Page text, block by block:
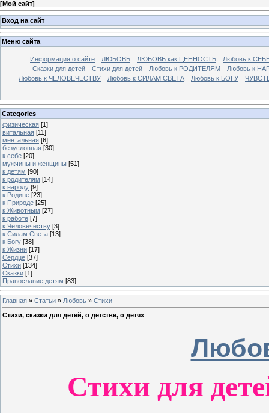
[Мой сайт]
Вход на сайт
Меню сайта
Информация о сайте ЛЮБОВЬ ЛЮБОВЬ как ЦЕННОСТЬ
Любовь к
Сказки для детей
Стихи для детей Любовь к РОДИТЕЛЯМ
Любовь к
Любовь к ЧЕЛОВЕЧЕСТВУ
Любовь к СИЛАМ СВЕТА Любовь к БОГУ
Categories
физическая [1]
витальная [11]
ментальная [6]
безусловная [30]
к себе [20]
мужчины и женщины [51]
к детям [90]
к родителям [14]
к народу [9]
к Родине [23]
к Природе [25]
к Животным [27]
к работе [7]
к Человечеству [3]
к Силам Света [13]
к Богу [38]
к Жизни [17]
Сердце [37]
Стихи [134]
Сказки [1]
Православие детям [83]
Главная » Статьи » Любовь » Стихи
Стихи, сказки для детей, о детстве, о детях
Стихи для